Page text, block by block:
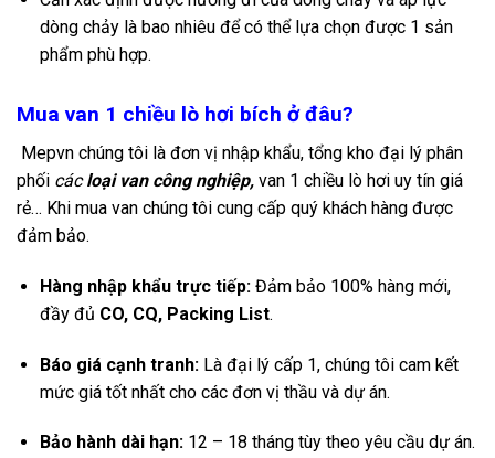
dòng chảy là bao nhiêu để có thể lựa chọn được 1 sản
phẩm phù hợp.
Mua van 1 chiều lò hơi bích ở đâu?
Mepvn chúng tôi là đơn vị nhập khẩu, tổng kho đại lý phân
phối cácloại van công nghiệp, van 1 chiều lò hơi uy tín giá
rẻ… Khi mua van chúng tôi cung cấp quý khách hàng được
đảm bảo.
Hàng nhập khẩu trực tiếp:Đảm bảo 100% hàng mới,
đầy đủ CO, CQ, Packing List.
Báo giá cạnh tranh:Là đại lý cấp 1, chúng tôi cam kết
mức giá tốt nhất cho các đơn vị thầu và dự án.
Bảo hành dài hạn:12 – 18 tháng tùy theo yêu cầu dự án.